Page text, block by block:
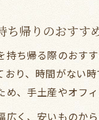
ち帰りのおすす
持ち帰る際のおす
おり、時間がない
め、手土産やオフ
広く、安いものか